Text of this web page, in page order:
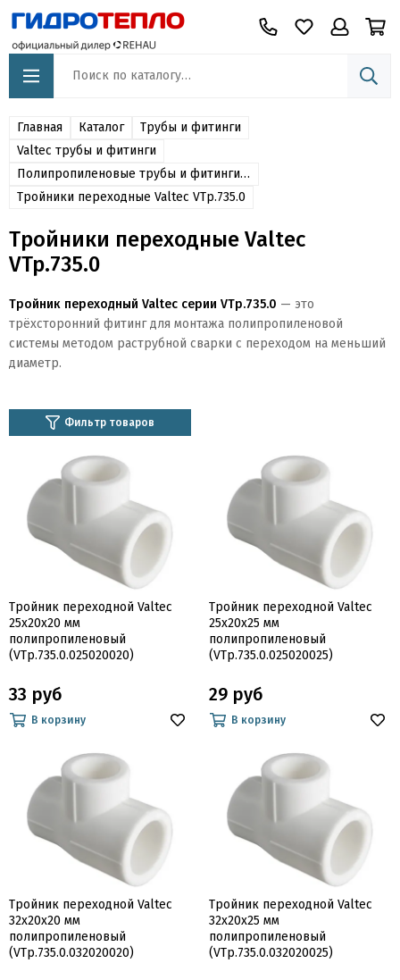
Главная Каталог
Трубы и фитинги
Valtec трубы и фитинги
Полипропиленовые трубы и фитинги Valtec
Тройники переходные Valtec VTp.735.0
Тройники переходные Valtec
VTp.735.0
Тройник переходный Valtec серии VTp.735.0 — это
трёхсторонний фитинг для монтажа полипропиленовой
системы методом раструбной сварки с переходом на меньший
диаметр.
Фильтр товаров
Тройник переходной Valtec
25х20х20 мм
полипропиленовый
(VTp.735.0.025020020)
33 руб
В корзину
Тройник переходной Valtec
25х20х25 мм
полипропиленовый
(VTp.735.0.025020025)
29 руб
В корзину
Тройник переходной Valtec
32х20х20 мм
полипропиленовый
(VTp.735.0.032020020)
Тройник переходной Valtec
32х20х25 мм
полипропиленовый
(VTp.735.0.032020025)